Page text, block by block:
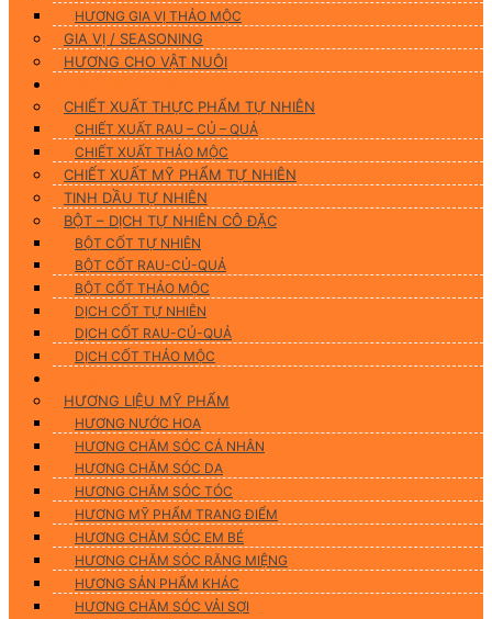
HƯƠNG GIA VỊ THẢO MỘC
GIA VỊ / SEASONING
HƯƠNG CHO VẬT NUÔI
CHIẾT XUẤT THỰC PHẨM TỰ NHIÊN
CHIẾT XUẤT RAU – CỦ – QUẢ
CHIẾT XUẤT THẢO MỘC
CHIẾT XUẤT MỸ PHẨM TỰ NHIÊN
TINH DẦU TỰ NHIÊN
BỘT – DỊCH TỰ NHIÊN CÔ ĐẶC
BỘT CỐT TỰ NHIÊN
BỘT CỐT RAU-CỦ-QUẢ
BỘT CỐT THẢO MỘC
DỊCH CỐT TỰ NHIÊN
DỊCH CỐT RAU-CỦ-QUẢ
DỊCH CỐT THẢO MỘC
HƯƠNG LIỆU MỸ PHẨM
HƯƠNG NƯỚC HOA
HƯƠNG CHĂM SÓC CÁ NHÂN
HƯƠNG CHĂM SÓC DA
HƯƠNG CHĂM SÓC TÓC
HƯƠNG MỸ PHẨM TRANG ĐIỂM
HƯƠNG CHĂM SÓC EM BÉ
HƯƠNG CHĂM SÓC RĂNG MIỆNG
HƯƠNG SẢN PHẨM KHÁC
HƯƠNG CHĂM SÓC VẢI SỢI